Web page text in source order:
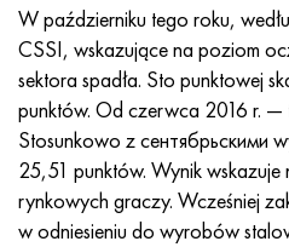
W październiku tego roku,
CSSI, wskazujące na poziom
sektora spadła. Sto punktowej
punktów. Od czerwca 2016 r. —
Stosunkowo z сентябрьскими
25,51 punktów. Wynik wskazuje
rynkowych graczy. Wcześniej
w odniesieniu do wyrobów
Rene 41
Marażowanie 300
Marażowanie 350
MP35N
Stop 50NP
50NHS
Stop 52N
52K12F
KhN67MVTYu
KhN68VKTYU
KhN68VMTYUK-vd
HN70VMTYU
SPT-2 sv
AT3
3M
TL3
Custom 455® - 1.4543 - uns
1.4545 - 15-5Ph®
1.4548 - 17-4Ph®
1.4550 - AISI 347
15x11mf
15х12vnmf
15Х12Н2MVFAB
15X16K5N2MVFAB
C65620, CuSi3Fe2Zn3
C65100, CuSi1,5
Brąz cynowo-ołowiowy
c92200, CuSn6Zn4Pb2
20G, 20min5
20XH3A, AISI 4320, 20hn3a
20HM, 24CrMo5, 20hm
25KhGM, 20CrMo5, 1.7264
P18, 1.3355, hs18-0-1, sw18
Stal węglowa
У10,1.1645, C105W1
11G12, 110G13L, X120Mn12